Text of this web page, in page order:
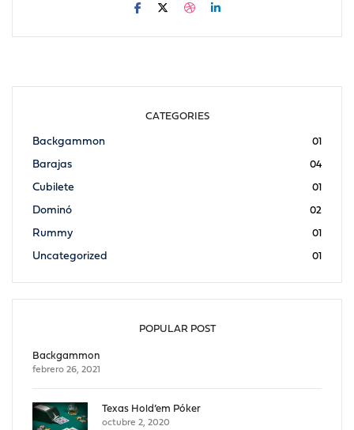
CATEGORIES
Backgammon 01
Barajas 04
Cubilete 01
Dominó 02
Rummy 01
Uncategorized 01
POPULAR POST
Backgammon
febrero 26, 2021
Texas Hold’em Póker
octubre 2, 2020